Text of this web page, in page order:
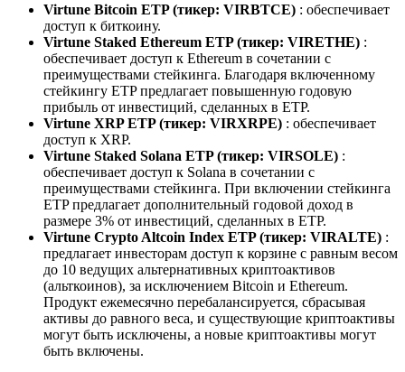
Virtune Bitcoin ETP (тикер: VIRBTCE) : обеспечивает
доступ к биткоину.
Virtune Staked Ethereum ETP (тикер: VIRETHE) :
обеспечивает доступ к Ethereum в сочетании с
преимуществами стейкинга. Благодаря включенному
стейкингу ETP предлагает повышенную годовую
прибыль от инвестиций, сделанных в ETP.
Virtune XRP ETP (тикер: VIRXRPE) : обеспечивает
доступ к XRP.
Virtune Staked Solana ETP (тикер: VIRSOLE) :
обеспечивает доступ к Solana в сочетании с
преимуществами стейкинга. При включении стейкинга
ETP предлагает дополнительный годовой доход в
размере 3% от инвестиций, сделанных в ETP.
Virtune Crypto Altcoin Index ETP (тикер: VIRALTE) :
предлагает инвесторам доступ к корзине с равным весом
до 10 ведущих альтернативных криптоактивов
(альткоинов), за исключением Bitcoin и Ethereum.
Продукт ежемесячно перебалансируется, сбрасывая
активы до равного веса, и существующие криптоактивы
могут быть исключены, а новые криптоактивы могут
быть включены.